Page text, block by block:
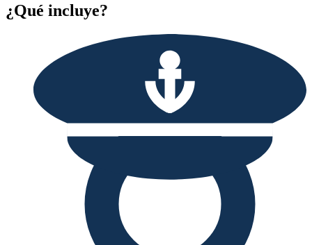
¿Qué incluye?